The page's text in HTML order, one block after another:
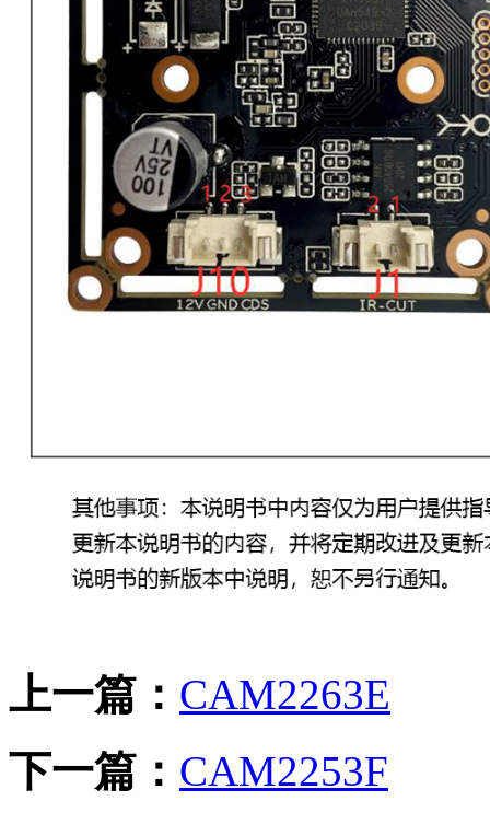
上一篇： CAM2263E
下一篇： CAM2253F